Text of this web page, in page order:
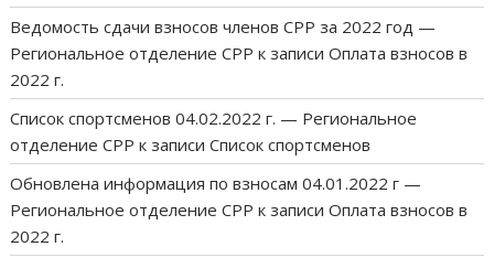
Ведомость сдачи взносов членов СРР за 2022 год —
Региональное отделение СРР к записиОплата взносов в
2022 г.
Список спортсменов 04.02.2022 г. — Региональное
отделение СРР к записиСписок спортсменов
Обновлена информация по взносам 04.01.2022 г —
Региональное отделение СРР к записиОплата взносов в
2022 г.